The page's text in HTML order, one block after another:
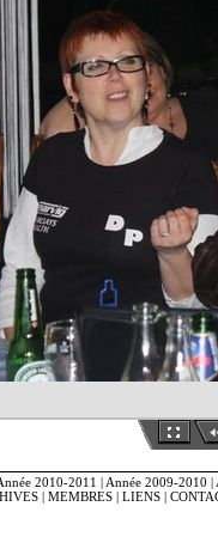
2010-2011 | Année 2009-2010 |
| MEMBRES | LIENS |